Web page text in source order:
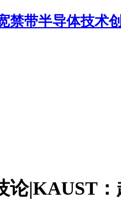
论|KAUST